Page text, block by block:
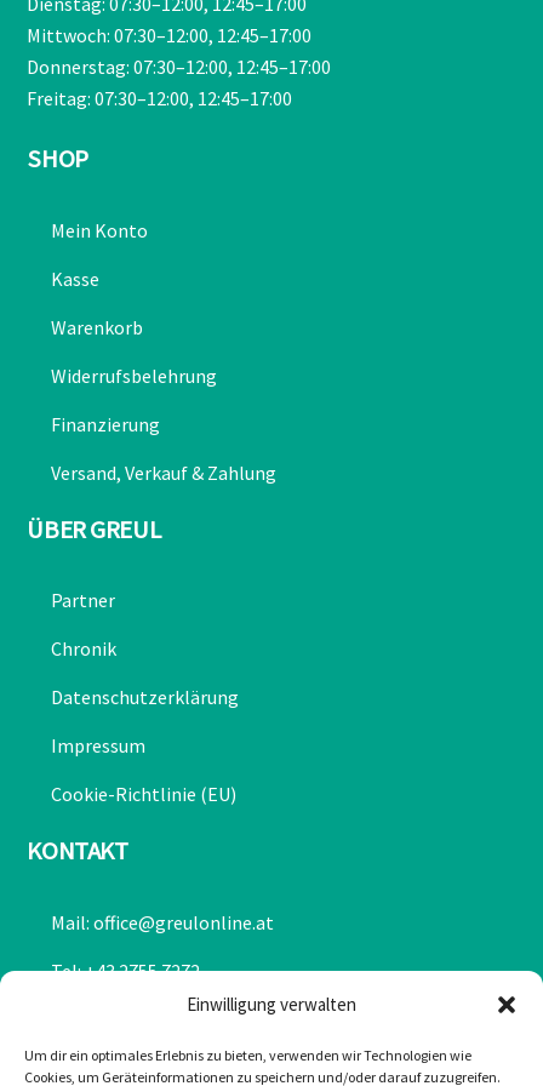
Einwilligung verwalten
Um dir ein optimales Erlebnis zu bieten, verwenden wir Technologien wie
Cookies, um Geräteinformationen zu speichern und/oder darauf zuzugreifen.
Mittwoch: 07:30–12:00, 12:45–17:00
Donnerstag: 07:30–12:00, 12:45–17:00
Freitag: 07:30–12:00, 12:45–17:00
SHOP
Mein Konto
Kasse
Warenkorb
Widerrufsbelehrung
Finanzierung
Versand, Verkauf & Zahlung
ÜBER GREUL
Partner
Chronik
Datenschutzerklärung
Impressum
Cookie-Richtlinie (EU)
KONTAKT
Mail: office@greulonline.at
Tel: +43 2755 7272
Texing 20, 3242 Texing
Greul auf Facebook